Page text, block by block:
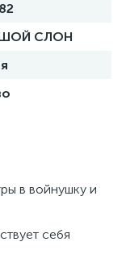
СЛОН
в войнушку и
себя